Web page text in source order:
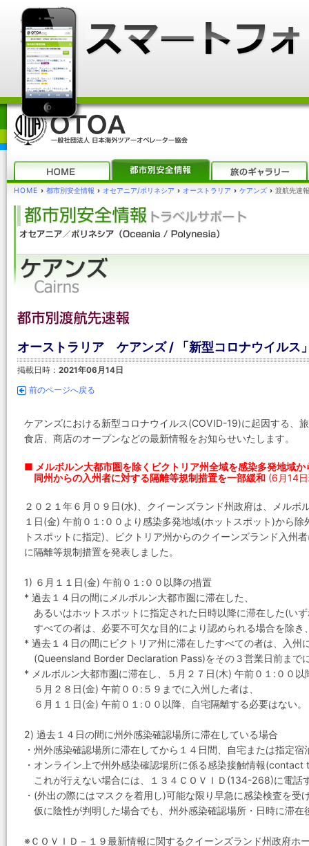
HOME › 都市別安全情報 › オセアニア/ポリネシア › オーストラリア › ケアンズ › 渡航先速
オーストラリア ケアンズ / 「新型コロナウイルス
掲載日時： 2021年06月14日
前のページへ戻る
ケアンズにおける新型コロナウイルス(COVID-19)に起因する、
食店、商店のオープンなどの最新情報をお知らせいたします。
■ メルボルン大都市圏を除くビクトリア州全域を感染多発地域か
同州からの入州者に対する隔離等規制措置を一部緩和 (6月14
２０２１年６月０９日(水)、クイーンズランド州政府は、メル
１日(金) 午前０１:００より感染多発地域(ホットスポット)から
トスポットに指定)、ビクトリア州からのクイーンズランド入州
に隔離等規制措置を発表しました。
1) ６月１１日(金) 午前０１:００以降の措置
* 過去１４日の間にメルボルン大都市圏に滞在した、
あるいはホットスポットに指定された日時以降に滞在した(い
すべての者は、必要不可欠な目的により認められる場合を除き
* 過去１４日の間にビクトリア州に滞在したすべての者は、入州
(Queensland Border Declaration Pass)をその３営業日前まで
* メルボルン大都市圏に滞在し、５月２７日(木) 午前０１:００以
５月２８日(金) 午前００:５９までに入州した者は、
６月１１日(金) 午前０１:００以降、自宅隔離する必要はない。
2) 過去１４日の間に州外感染確認場所に滞在している場合
・州外感染確認場所に滞在してから１４日間、自宅または指定
・オンライン上で州外感染確認場所に係る感染接触情報
これが行えない場合には、１３４ＣＯＶＩＤ(134-268)に電話
・(外出の際にはマスクを着用し)可能な限り早急に感染検査を受
仮に陰性が判明した場合でも、州外感染確認場所・日時に滞在
※ＣＯＶＩＤ－１９最新情報に関するクイーンズランド州政府ホ